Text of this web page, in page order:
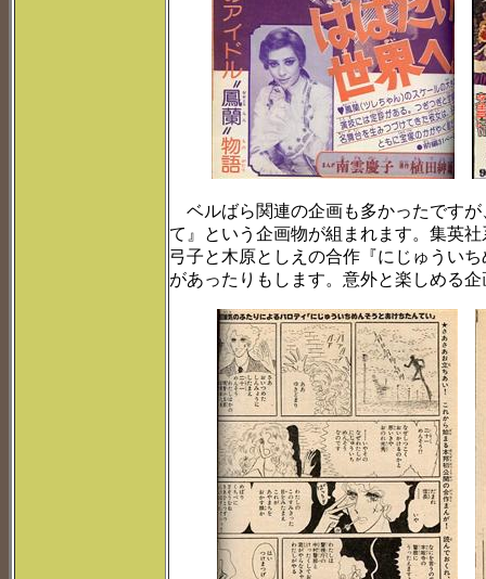
ベルばら関連の企画も多かったです
て』という企画物が組まれます。集英
弓子と木原としえの合作『にじゅうい
があったりもします。意外と楽しめる